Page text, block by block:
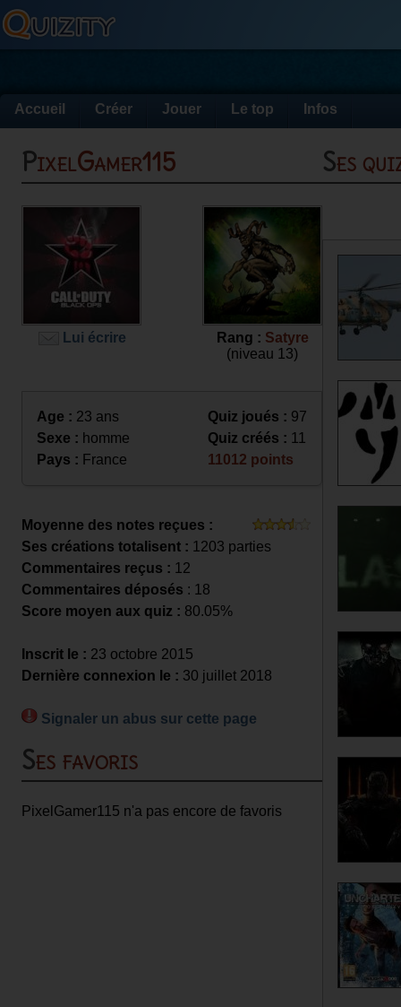
Accueil Créer Jouer Le top Infos
PixelGamer115
Lui écrire Rang : Satyre
(niveau 13)
Age : 23 ans
Sexe : homme
Pays : France
Quiz joués : 97
Quiz créés : 11
11012 points
Moyenne des notes reçues :
Ses créations totalisent : 1203 parties
Commentaires reçus : 12
Commentaires déposés : 18
Score moyen aux quiz : 80.05%
Inscrit le : 23 octobre 2015
Dernière connexion le : 30 juillet 2018
Signaler un abus sur cette page
Ses favoris
PixelGamer115 n'a pas encore de favoris
Ses